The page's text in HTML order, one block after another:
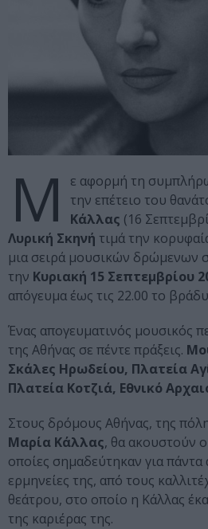
Μ
ε αφορμή τη
την επέτειο του
Κάλλας (16
Λυρική Σκηνή τιμά την
μια σειρά μουσικών δρώμενων
την Κυριακή 15 Σεπτεμβρίου
απόγευμα έως τις 22.00 το
Ένας απογευματινός μουσικός
της Αθήνας σε πέντε πράξεις.
Σκάλες Ηρωδείου, Πλατεία
Πλατεία Κοτζιά, Εθνικό
Στους δρόμους Αθήνας, της
Μαρία Κάλλας, θα ακουστούν
οποίες σημαδεύτηκαν για πάντα
ερμηνείες της, από τους
θεάτρου, στο οποίο η Κάλλας
της καριέρας της.